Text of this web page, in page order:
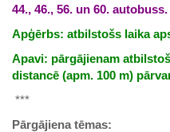
44., 46., 56. un 60. autobuss.
Apģērbs: atbilstošs laika
Apavi: pārgājienam
distancē (apm. 100 m)
***
Pārgājiena tēmas: